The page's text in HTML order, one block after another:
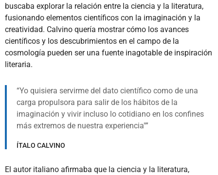
buscaba explorar la relación entre la ciencia y la literatura,
fusionando elementos científicos con la imaginación y la
creatividad. Calvino quería mostrar cómo los avances
científicos y los descubrimientos en el campo de la
cosmología pueden ser una fuente inagotable de inspiración
literaria.
Yo quisiera servirme del dato científico como de una
carga propulsora para salir de los hábitos de la
imaginación y vivir incluso lo cotidiano en los confines
más extremos de nuestra experiencia"
ÍTALO CALVINO
El autor italiano afirmaba que la ciencia y la literatura,